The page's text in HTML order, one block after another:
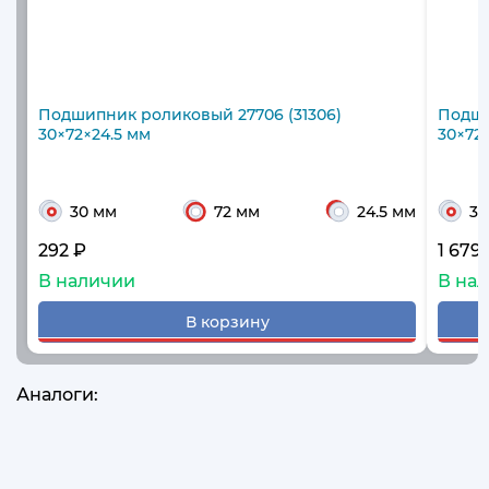
Подшипник роликовый 27706 (31306)
30×72×24.5 мм
30 мм 72 мм 24.5 мм
292 ₽
В наличии
В корзину
1 679
В
Аналоги: